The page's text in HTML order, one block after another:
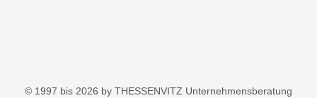
© 1997 bis 2026 by THESSENVITZ Unternehmensberatung